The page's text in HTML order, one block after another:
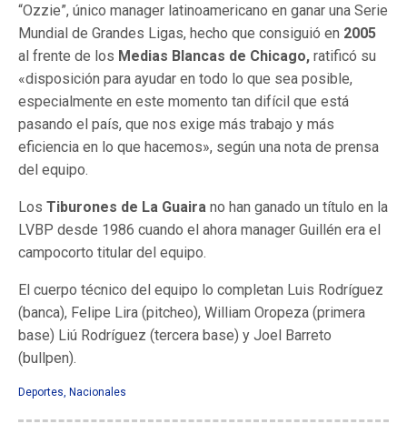
“Ozzie”, único manager latinoamericano en ganar una Serie
Mundial de Grandes Ligas, hecho que consiguió en 2005
al frente de los Medias Blancas de Chicago, ratificó su
«disposición para ayudar en todo lo que sea posible,
especialmente en este momento tan difícil que está
pasando el país, que nos exige más trabajo y más
eficiencia en lo que hacemos», según una nota de prensa
del equipo.
Los Tiburones de La Guaira no han ganado un título en la
LVBP desde 1986 cuando el ahora manager Guillén era el
campocorto titular del equipo.
El cuerpo técnico del equipo lo completan Luis Rodríguez
(banca), Felipe Lira (pitcheo), William Oropeza (primera
base) Liú Rodríguez (tercera base) y Joel Barreto
(bullpen).
Deportes Nacionales